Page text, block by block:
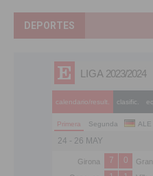
DEPORTES